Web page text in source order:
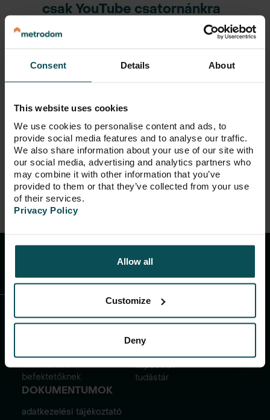
Consent Details About
This website uses cookies
We use cookies to personalise content and ads, to
provide social media features and to analyse our traffic.
We also share information about your use of our site with
our social media, advertising and analytics partners who
may combine it with other information that you’ve
provided to them or that they’ve collected from your use
of their services.
Privacy Policy
Allow all
Customize
Deny
csak YouTube csatornánkra
kattintania, a fantasztikus
Metrodom Panoráma
lakáskereső
befektetőknek
INFORMÁCIÓK
kapcsolat
tudástár
DOKUMENTUMOK
adatkezelési tájékoztató